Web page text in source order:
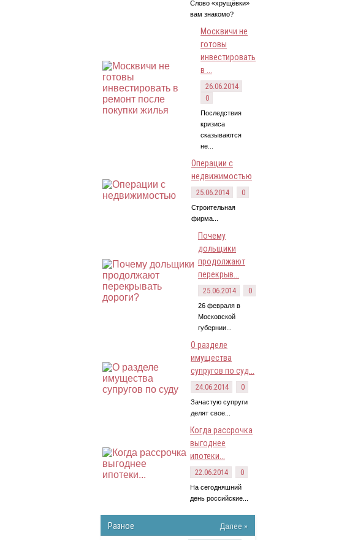
Слово «хрущёвки»
вам знакомо?
Москвичи не
готовы
инвестировать
в ...
26.06.2014
0
Последствия
кризиса
сказываются
не...
Операции с
недвижимостью
25.06.2014 0
Строительная
фирма...
Почему
дольщики
продолжают
перекрыв...
25.06.2014 0
26 февраля в
Московской
губернии...
О разделе
имущества
супругов по суд...
24.06.2014 0
Зачастую супруги
делят свое...
Когда рассрочка
выгоднее
ипотеки...
22.06.2014 0
На сегодняшний
день российские...
Разное Далее »